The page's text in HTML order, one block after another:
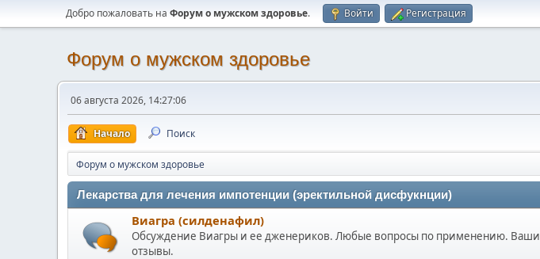
Добро пожаловать на Форум о мужском здоровье. Войти Регистрация
Форум о мужском здоровье
06 августа 2026, 14:27:06
Начало Поиск
Форум о мужском здоровье
Лекарства для лечения импотенции (эректильной дисфукнции)
Виагра (силденафил)
Обсуждение Виагры и ее дженериков. Любые вопросы по применению. Ваши
отзывы.